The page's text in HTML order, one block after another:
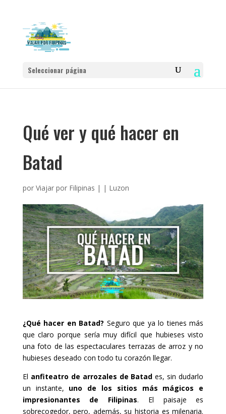
Seleccionar página
Qué ver y qué hacer en
Batad
por Viajar por Filipinas | | Luzon
¿Qué hacer en Batad? Seguro que ya lo tienes más
que claro porque sería muy difícil que hubieses visto
una foto de las espectaculares terrazas de arroz y no
hubieses deseado con todo tu corazón llegar.
El anfiteatro de arrozales de Batad es, sin dudarlo
un instante, uno de los sitios más mágicos e
impresionantes de Filipinas. El paisaje es
sobrecogedor, pero, además, su historia es milenaria.